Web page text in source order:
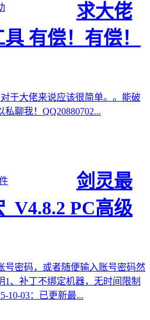
求大佬
有偿！有偿！
于大佬来说应该很简单。。能破
聊我！QQ20880702...
剑灵最
PC高级
号密码，或者随便输入账号密码然
1、补丁不绑定机器，无时间限制
10-03：已更新最...